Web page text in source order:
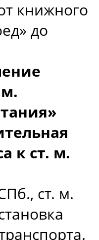
книжного
до
к ст. м.
ст. м.